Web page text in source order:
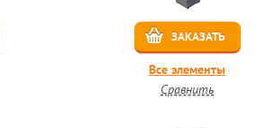
ЗАКАЗАТЬ
Все элементы
Сравнить